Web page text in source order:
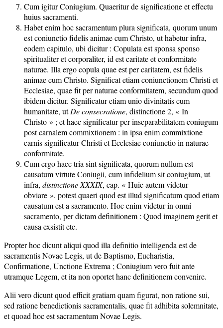
Cum igitur Coniugium. Quaeritur de significatione et effectu
huius sacramenti.
Habet enim hoc sacramentum plura significata, quorum unum
est coniunctio fidelis animae cum Christo, ut habetur infra,
eodem capitulo, ubi dicitur : Copulata est sponsa sponso
spiritualiter et corporaliter, id est caritate et conformitate
naturae. Illa ergo copula quae est per caritatem, est fidelis
animae cum Christo. Significat etiam coniunctionem Christi et
Ecclesiae, quae fit per naturae conformitatem, secundum quod
ibidem dicitur. Significatur etiam unio divinitatis cum
humanitate, utDe consecratione, distinctione 2, « In
Christo » ; et haec significatur per inseparabilitatem coniugum
post carnalem commixtionem : in ipsa enim commixtione
carnis significatur Christi et Ecclesiae coniunctio in naturae
conformitate.
Cum ergo haec tria sint significata, quorum nullum est
causatum virtute Coniugii, cum infidelium sit coniugium, ut
infra, distinctione XXXIX, cap. « Huic autem videtur
obviare », potest quaeri quod est illud significatum quod etiam
causatum est a sacramento. Hoc enim videtur in omni
sacramento, per dictam definitionem : Quod imaginem gerit et
causa exsistit etc.
Propter hoc dicunt aliqui quod illa definitio intelligenda est de
sacramentis Novae Legis, ut de Baptismo, Eucharistia,
Confirmatione, Unctione Extrema ; Coniugium vero fuit ante
utramque Legem, et ita non oportet hanc definitionem convenire.
Alii vero dicunt quod efficit gratiam quam figurat, non ratione sui,
sed ratione benedictionis sacramentalis, quae fit adhibita solemnitate,
et quoad hoc est sacramentum Novae Legis.